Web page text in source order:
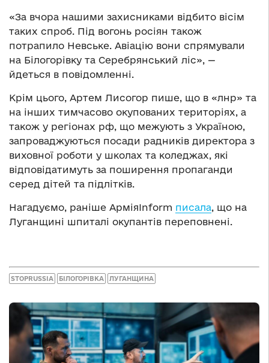
«За вчора нашими захисниками відбито вісім
таких спроб. Під вогонь росіян також
потрапило Невське. Авіацію вони спрямували
на Білогорівку та Серебрянський ліс», —
йдеться в повідомленні.
Крім цього, Артем Лисогор пише, що в «лнр» та
на інших тимчасово окупованих територіях, а
також у регіонах рф, що межують з Україною,
запроваджуються посади радників директора з
виховної роботи у школах та коледжах, які
відповідатимуть за поширення пропаганди
серед дітей та підлітків.
Нагадуємо, раніше АрміяInform писала, що на
Луганщині шпиталі окупантів переповнені.
STOPRUSSIA БІЛОГОРІВКА ЛУГАНЩИНА